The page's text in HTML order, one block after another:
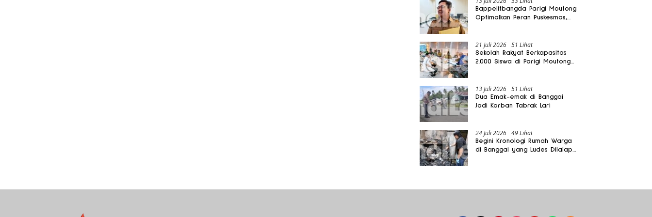
Bappelitbangda Parigi Moutong
Optimalkan Peran Puskesmas,
21 Juli 2026 51 Lihat
Sekolah Rakyat Berkapasitas
2.000 Siswa di Parigi Moutong
13 Juli 2026 51 Lihat
Dua Emak-emak di Banggai
Jadi Korban Tabrak Lari
24 Juli 2026 49 Lihat
Begini Kronologi Rumah Warga
di Banggai yang Ludes Dilalap